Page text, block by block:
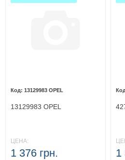
13129983 OPEL
13129983 OPEL
ЦЕНА:
1 376 грн. 1